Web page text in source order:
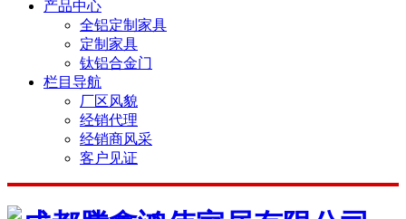
产品中心
全铝定制家具
定制家具
钛铝合金门
栏目导航
厂区风貌
经销代理
经销商风采
客户见证